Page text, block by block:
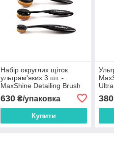
Набір округлих щіток
ультрам'яких 3 шт. -
MaxShine Detailing Brush
Combo Ultra Soft (704615)
630₴/упаковка
Купити
380